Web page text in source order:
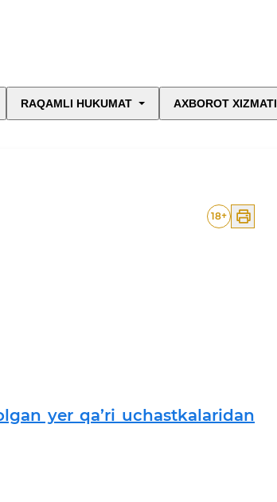
RAQAMLI HUKUMAT AXBOROT XIZMATI
18+
yer qa’ri uchastkalaridan